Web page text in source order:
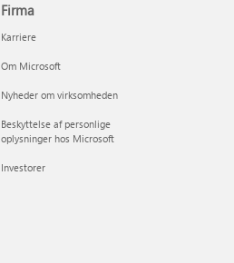
Firma
Karriere
Om Microsoft
Nyheder om virksomheden
Beskyttelse af personlige
oplysninger hos Microsoft
Investorer